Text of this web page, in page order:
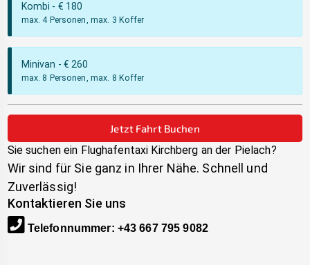
Kombi - € 180
max. 4 Personen, max. 3 Koffer
Minivan - € 260
max. 8 Personen, max. 8 Koffer
Jetzt Fahrt Buchen
Sie suchen ein Flughafentaxi Kirchberg an der Pielach?
Wir sind für Sie ganz in Ihrer Nähe. Schnell und
Zuverlässig!
Kontaktieren Sie uns
Telefonnummer: +43 667 795 9082